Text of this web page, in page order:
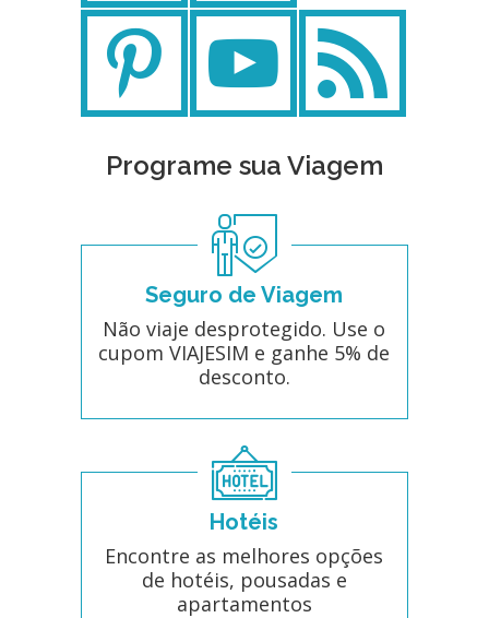
Programe sua Viagem
Seguro de Viagem
Não viaje desprotegido. Use o
cupom VIAJESIM e ganhe 5% de
desconto.
Hotéis
Encontre as melhores opções
de hotéis, pousadas e
apartamentos